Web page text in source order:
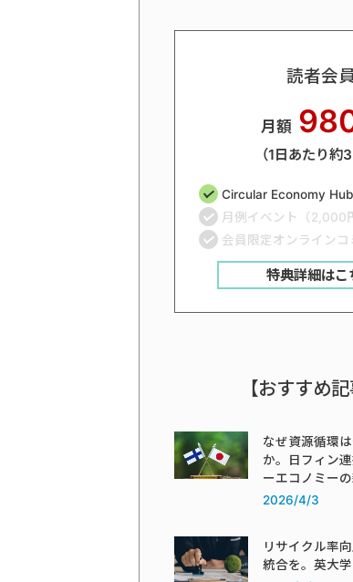
読者会
月額
（1日あたり約
Circular Economy
月例イベント（2,000
会員限定オンラインコ
特典詳細はこ
【おすすめ
なぜ資源循環
か。日フィン
ーエコノミー
2026/4/3
リサイクル率
統合を。英大